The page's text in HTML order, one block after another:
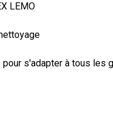
LEMO
s'adapter à tous les